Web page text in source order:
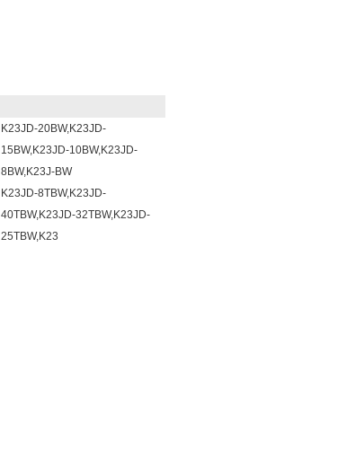
K23JD-20BW,K23JD-
15BW,K23JD-10BW,K23JD-
8BW,K23J-BW
K23JD-8TBW,K23JD-
40TBW,K23JD-32TBW,K23JD-
25TBW,K23